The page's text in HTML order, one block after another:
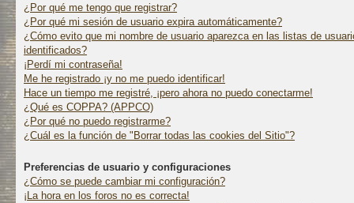
¿Por qué me tengo que registrar?
¿Por qué mi sesión de usuario expira automáticamente?
¿Cómo evito que mi nombre de usuario aparezca en las listas de
identificados?
¡Perdí mi contraseña!
Me he registrado ¡y no me puedo identificar!
Hace un tiempo me registré, ¡pero ahora no puedo conectarme!
¿Qué es COPPA? (APPCO)
¿Por qué no puedo registrarme?
¿Cuál es la función de "Borrar todas las cookies del Sitio"?
Preferencias de usuario y configuraciones
¿Cómo se puede cambiar mi configuración?
¡La hora en los foros no es correcta!